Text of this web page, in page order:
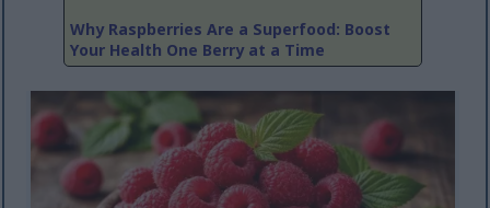
Why Raspberries Are a Superfood: Boost
Your Health One Berry at a Time